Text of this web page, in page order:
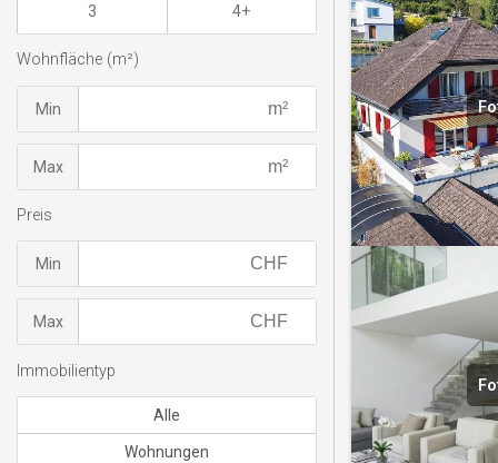
3 4+
Wohnfläche (m²)
Min
Max
Preis
Min
Max
Immobilientyp
Alle
Wohnungen